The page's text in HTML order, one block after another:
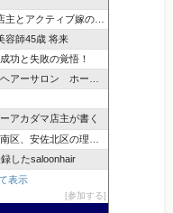
とアクティブ嫁のblog
容師45歳 将来
功と失敗の覚悟！
サロン ホープヘアーズ
アカダマ店主が書く
安佐北区の理美容院
したsaloonhair
表示
参加する